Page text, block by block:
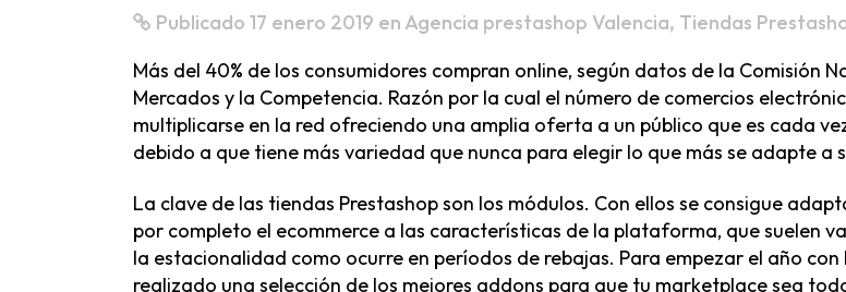
Publicado 17 enero 2019 en Agencia prestashop Valencia, Tiendas
Más del 40% de los consumidores compran online, según datos de la Comisión
Mercados y la Competencia. Razón por la cual el número de comercios
multiplicarse en la red ofreciendo una amplia oferta a un público que es cada
debido a que tiene más variedad que nunca para elegir lo que más se adapte a
La clave de las tiendas Prestashop son los módulos. Con ellos se consigue
por completo el ecommerce a las características de la plataforma, que suelen
la estacionalidad como ocurre en períodos de rebajas. Para empezar el año con
realizado una selección de los mejores addons para que tu marketplace sea